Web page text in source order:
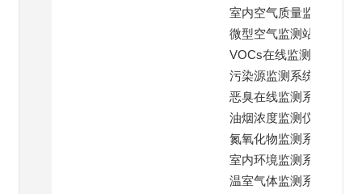
室内空气质量监测仪
微型空气监测站
VOCs在线监测仪
污染源监测系统
恶臭在线监测系统
油烟浓度监测仪
氮氧化物监测系统
室内环境监测系统
温室气体监测系统